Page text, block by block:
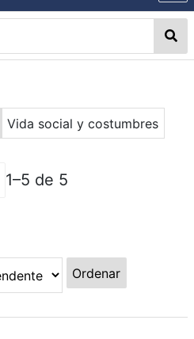
P. SEGUNDO MONTES
Vida social y costumbres
1–5 de 5
Ordenar